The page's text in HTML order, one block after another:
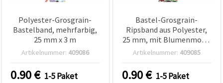
Polyester-Grosgrain-
Bastelband, mehrfarbig,
25 mm x 3 m
Artikelnummer: 409086
0.90€ 1-5 Paket
Bastel-Grosgrain-
Ripsband aus Polyester,
25 mm, mit Blumenmotiv
– 3 m
Artikelnummer: 409085
0.90€ 1-5 Paket